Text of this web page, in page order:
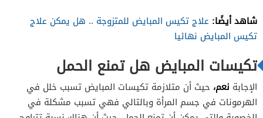
شاهد أيضًا: علاج تكيس المبايض للمتزوجة .. هل يمكن علاج
تكيس المبايض نهائيا
تكيسات المبايض هل تمنع الحمل
الإجابة نعم، حيث أن متلازمة تكيسات المبايض تسبب خلل في
الهرمونات في جسم المرأة وبالتالي فهي تسبب مشكلة في